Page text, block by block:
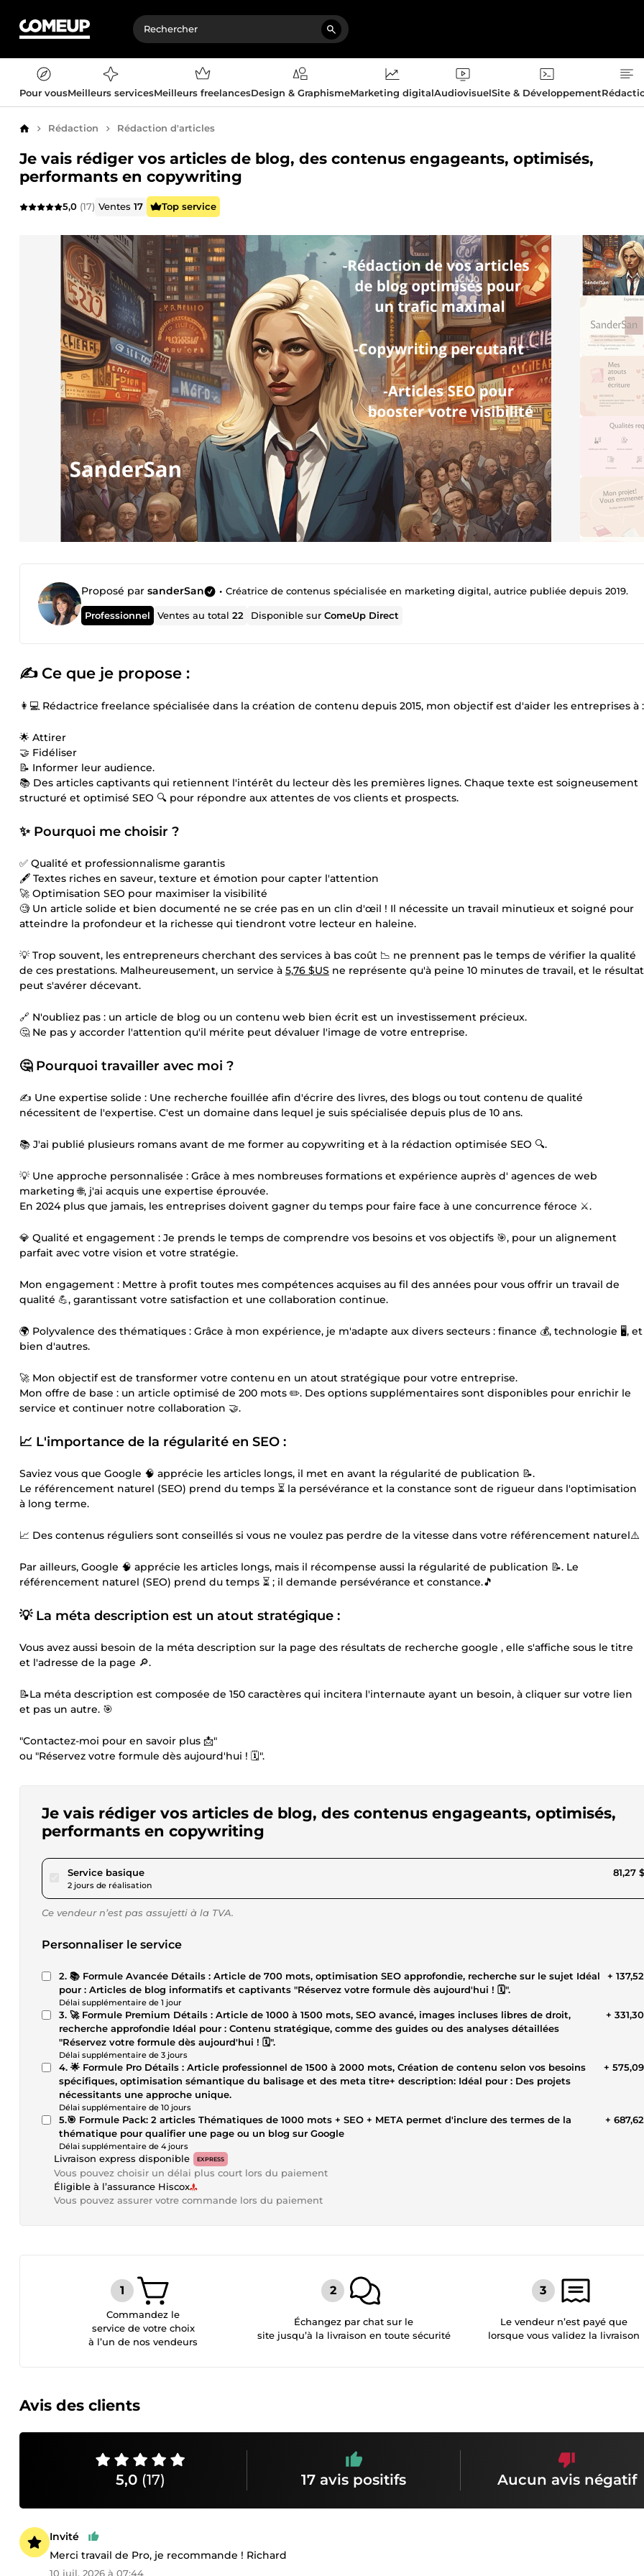
Pour vousMeilleurs servicesMeilleurs freelancesDesign & GraphismeMarketing digitalAudiovisuelSite & Développement
AccueilRédaction Rédaction d'articles
Je vais rédiger vos articles de blog, des contenus engageants, optimisés,
performants en copywriting
5,0 (17) Ventes17 Top service
Proposé par sanderSan • Créatrice de contenus spécialisée en marketing digital, autrice publiée depuis 2019.
Professionnel Ventes au total22 Disponible surComeUp Direct
✍️ Ce que je propose :
👩💻 Rédactrice freelance spécialisée dans la création de contenu depuis 2015, mon objectif est d'aider les entreprises à :
🌟 Attirer
🤝 Fidéliser
📝 Informer leur audience.
📚 Des articles captivants qui retiennent l'intérêt du lecteur dès les premières lignes. Chaque texte est soigneusement
structuré et optimisé SEO 🔍 pour répondre aux attentes de vos clients et prospects.
✨ Pourquoi me choisir ?
✅ Qualité et professionnalisme garantis
🖋️ Textes riches en saveur, texture et émotion pour capter l'attention
🚀 Optimisation SEO pour maximiser la visibilité
🧐 Un article solide et bien documenté ne se crée pas en un clin d'œil ! Il nécessite un travail minutieux et soigné pour
atteindre la profondeur et la richesse qui tiendront votre lecteur en haleine.
💡 Trop souvent, les entrepreneurs cherchant des services à bas coût 📉 ne prennent pas le temps de vérifier la qualité
de ces prestations. Malheureusement, un service à 5,76 $US ne représente qu'à peine 10 minutes de travail, et le résultat
peut s'avérer décevant.
🔗 N'oubliez pas : un article de blog ou un contenu web bien écrit est un investissement précieux.
🤔 Ne pas y accorder l'attention qu'il mérite peut dévaluer l'image de votre entreprise.
🤔 Pourquoi travailler avec moi ?
✍️ Une expertise solide : Une recherche fouillée afin d'écrire des livres, des blogs ou tout contenu de qualité
nécessitent de l'expertise. C'est un domaine dans lequel je suis spécialisée depuis plus de 10 ans.
📚 J'ai publié plusieurs romans avant de me former au copywriting et à la rédaction optimisée SEO 🔍.
💡 Une approche personnalisée : Grâce à mes nombreuses formations et expérience auprès d' agences de web
marketing 🌐, j'ai acquis une expertise éprouvée.
En 2024 plus que jamais, les entreprises doivent gagner du temps pour faire face à une concurrence féroce ⚔️.
💎 Qualité et engagement : Je prends le temps de comprendre vos besoins et vos objectifs 🎯, pour un alignement
parfait avec votre vision et votre stratégie.
Mon engagement : Mettre à profit toutes mes compétences acquises au fil des années pour vous offrir un travail de
qualité 💪, garantissant votre satisfaction et une collaboration continue.
🌍 Polyvalence des thématiques : Grâce à mon expérience, je m'adapte aux divers secteurs : finance 💰, technologie 🖥️, et
bien d'autres.
🚀 Mon objectif est de transformer votre contenu en un atout stratégique pour votre entreprise.
Mon offre de base : un article optimisé de 200 mots ✏️. Des options supplémentaires sont disponibles pour enrichir le
service et continuer notre collaboration 🤝.
📈 L'importance de la régularité en SEO :
Saviez vous que Google 🧠 apprécie les articles longs, il met en avant la régularité de publication 📝.
Le référencement naturel (SEO) prend du temps ⏳ la persévérance et la constance sont de rigueur dans l'optimisation
à long terme.
📈 Des contenus réguliers sont conseillés si vous ne voulez pas perdre de la vitesse dans votre référencement naturel⚠️
Par ailleurs, Google 🧠 apprécie les articles longs, mais il récompense aussi la régularité de publication 📝. Le
référencement naturel (SEO) prend du temps ⏳ ; il demande persévérance et constance.🎵
💡 La méta description est un atout stratégique :
Vous avez aussi besoin de la méta description sur la page des résultats de recherche google , elle s'affiche sous le titre
et l'adresse de la page 🔎.
📝La méta description est composée de 150 caractères qui incitera l'internaute ayant un besoin, à cliquer sur votre lien
et pas un autre. 🎯
"Contactez-moi pour en savoir plus 📩"
ou "Réservez votre formule dès aujourd'hui ! 🗓️".
Je vais rédiger vos articles de blog, des contenus engageants, optimisés,
performants en copywriting
Service basiquepour 74,90 $US
2 jours de réalisation
81,27
Ce vendeur n’est pas assujetti à la TVA.
Personnaliser le service
2. 📚 Formule Avancée Détails : Article de 700 mots, optimisation SEO approfondie, recherche sur le sujet Idéal
pour : Articles de blog informatifs et captivants "Réservez votre formule dès aujourd'hui ! 🗓️".
Délai supplémentaire de 1 jour
+
3. 🚀 Formule Premium Détails : Article de 1000 à 1500 mots, SEO avancé, images incluses libres de droit,
recherche approfondie Idéal pour : Contenu stratégique, comme des guides ou des analyses détaillées
"Réservez votre formule dès aujourd'hui ! 🗓️".
Délai supplémentaire de 3 jours
+
4. 🌟 Formule Pro Détails : Article professionnel de 1500 à 2000 mots, Création de contenu selon vos besoins
spécifiques, optimisation sémantique du balisage et des meta titre+ description: Idéal pour : Des projets
nécessitants une approche unique.
Délai supplémentaire de 10 jours
+
5.🎯 Formule Pack: 2 articles Thématiques de 1000 mots + SEO + META permet d'inclure des termes de la
thématique pour qualifier une page ou un blog sur Google
Délai supplémentaire de 4 jours
+
Livraison express disponible EXPRESS
Vous pouvez choisir un délai plus court lors du paiement
Éligible à l’assurance Hiscox
Vous pouvez assurer votre commande lors du paiement
Commandez le
service de votre choix
à l’un de nos vendeurs
Échangez par chat sur le
site jusqu’à la livraison en toute sécurité
Le vendeur n’est payé que
lorsque vous validez la livraison
Avis des clients
5,0 (17) 17 avis positifs Aucun avis négatif
Invité
Merci travail de Pro, je recommande ! Richard
10 juil. 2026 à 07:44